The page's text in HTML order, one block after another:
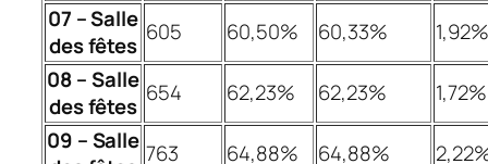
07 – Salle
des fêtes 605 60,50% 60,33%
1,92%
08 – Salle
des fêtes 654 62,23% 62,23%
1,72%
09 – Salle 763 64,88% 64,88%